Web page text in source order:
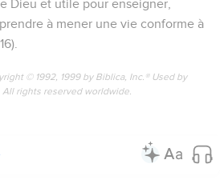
Dieu et utile pour enseigner,
à mener une vie conforme à
© 1992, 1999 by Biblica, Inc.® Used by
All rights reserved worldwide.